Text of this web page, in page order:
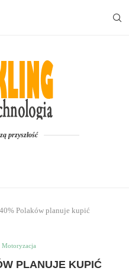
przyszłość
Polaków planuje kupić
Motoryzacja
PLANUJE KUPIĆ